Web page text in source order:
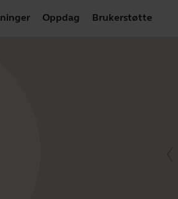
Oppdag Brukerstøtte